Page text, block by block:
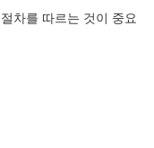
차를 따르는 것이 중요